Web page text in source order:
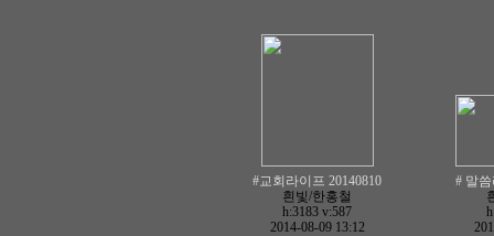
#교회라이프 20140810
흰빛/한홍철
h:3183 v:587
2014-08-09 13:12
# 말씀